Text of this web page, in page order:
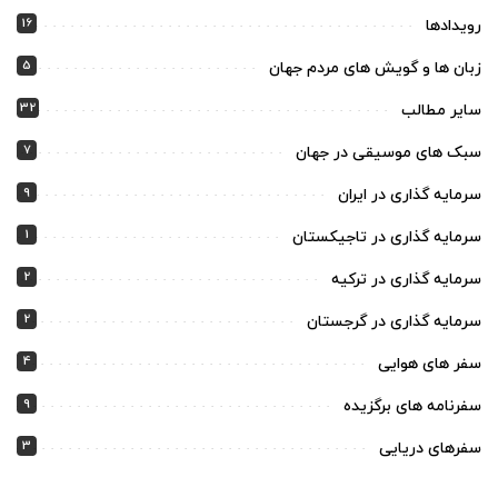
رویدادها 16
زبان ها و گویش های مردم جهان 5
سایر مطالب 32
سبک های موسیقی در جهان 7
سرمایه گذاری در ایران 9
سرمایه گذاری در تاجیکستان 1
سرمایه گذاری در ترکیه 2
سرمایه گذاری در گرجستان 2
سفر های هوایی 4
سفرنامه های برگزیده 9
سفرهای دریایی 3